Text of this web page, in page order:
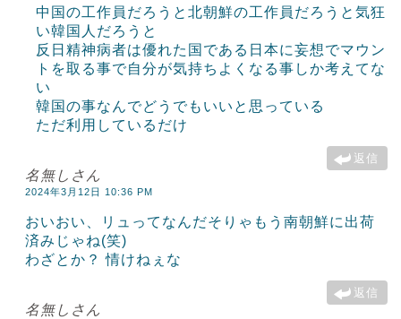
中国の工作員だろうと北朝鮮の工作員だろうと気狂
い韓国人だろうと
反日精神病者は優れた国である日本に妄想でマウン
トを取る事で自分が気持ちよくなる事しか考えてな
い
韓国の事なんでどうでもいいと思っている
ただ利用しているだけ
返信
名無しさん
2024年3月12日 10:36 PM
おいおい、リュってなんだそりゃもう南朝鮮に出荷
済みじゃね(笑)
わざとか？ 情けねぇな
返信
名無しさん